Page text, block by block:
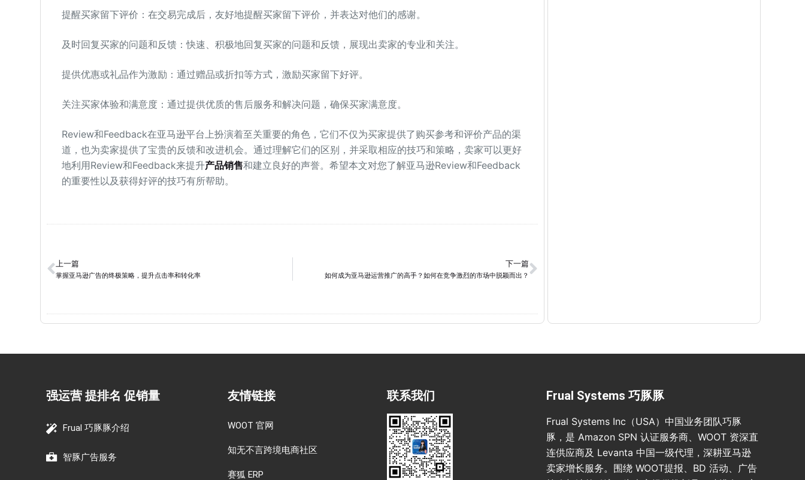
提醒买家留下评价：在交易完成后，友好地提醒买家留下评价，并表达对他们的感谢。
及时回复买家的问题和反馈：快速、积极地回复买家的问题和反馈，展现出卖家的专业和关注。
提供优惠或礼品作为激励：通过赠品或折扣等方式，激励买家留下好评。
关注买家体验和满意度：通过提供优质的售后服务和解决问题，确保买家满意度。
Review和Feedback在亚马逊平台上扮演着至关重要的角色，它们不仅为买家提供了购买参考和评价产品的渠
道，也为卖家提供了宝贵的反馈和改进机会。通过理解它们的区别，并采取相应的技巧和策略，卖家可以更好
地利用Review和Feedback来提升产品销售和建立良好的声誉。希望本文对您了解亚马逊Review和Feedback
的重要性以及获得好评的技巧有所帮助。
上一篇
掌握亚马逊广告的终极策略，提升点击率和转化率
下一篇
如何成为亚马逊运营推广的高手？如何在竞争激烈的市场中脱颖而出？
强运营 提排名 促销量
Frual 巧豚豚介绍
智豚广告服务
友情链接
WOOT 官网
知无不言跨境电商社区
赛狐 ERP
联系我们 Frual Systems 巧豚豚
Frual Systems Inc（USA）中国业务团队巧豚
豚，是 Amazon SPN 认证服务商、WOOT 资深直
连供应商及 Levanta 中国一级代理，深耕亚马逊
卖家增长服务。围绕 WOOT提报、BD 活动、广告